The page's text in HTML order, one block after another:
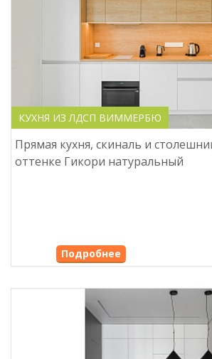
КУХНЯ ИЗ ЛДСП ВИММЕРБЮ
Прямая кухня, скиналь и
оттенке Гикори натуральный
Подробнее